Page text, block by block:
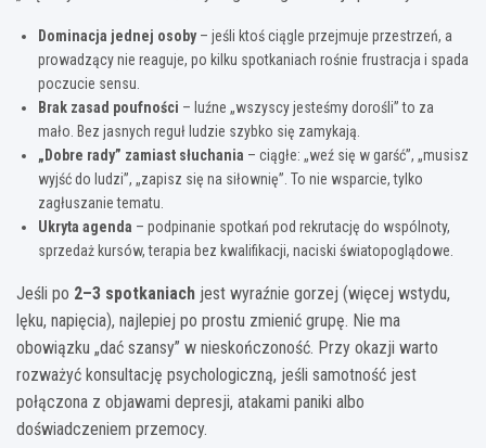
Dominacja jednej osoby– jeśli ktoś ciągle przejmuje przestrzeń, a
prowadzący nie reaguje, po kilku spotkaniach rośnie frustracja i spada
poczucie sensu.
Brak zasad poufności – luźne „wszyscy jesteśmy dorośli” to za
mało. Bez jasnych reguł ludzie szybko się zamykają.
„Dobre rady” zamiast słuchania – ciągłe: „weź się w garść”, „musisz
wyjść do ludzi”, „zapisz się na siłownię”. To nie wsparcie, tylko
zagłuszanie tematu.
Ukryta agenda – podpinanie spotkań pod rekrutację do wspólnoty,
sprzedaż kursów, terapia bez kwalifikacji, naciski światopoglądowe.
Jeśli po 2–3 spotkaniach jest wyraźnie gorzej (więcej wstydu,
lęku, napięcia), najlepiej po prostu zmienić grupę. Nie ma
obowiązku „dać szansy” w nieskończoność. Przy okazji warto
rozważyć konsultację psychologiczną, jeśli samotność jest
połączona z objawami depresji, atakami paniki albo
doświadczeniem przemocy.